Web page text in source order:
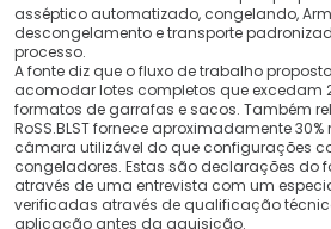
asséptico automatizado, congelando,
descongelamento e transporte
processo.
A fonte diz que o fluxo de trabalho
acomodar lotes completos que excedam
formatos de garrafas e sacos. Também
RoSS.BLST fornece aproximadamente
câmara utilizável do que configurações
congeladores. Estas são declarações do
através de uma entrevista com um
verificadas através de qualificação
aplicação antes da aquisição.